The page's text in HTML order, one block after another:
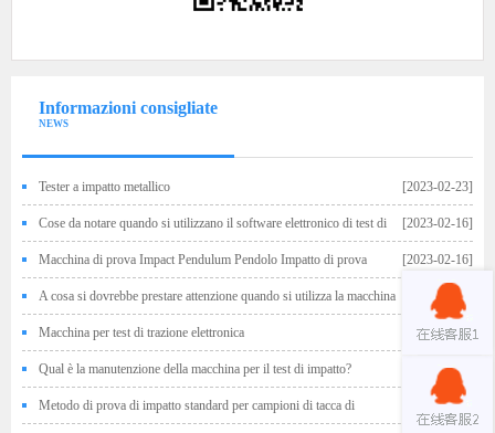
Informazioni consigliate
NEWS
[2023-02-23]
Tester a impatto metallico
[2023-02-16]
Cose da notare quando si utilizzano il software elettronico di test di
test universale [2023-02-16]
Macchina di prova Impact Pendulum Pendolo Impatto di prova
Selezione della macchina [2022-11-30]
A cosa si dovrebbe prestare attenzione quando si utilizza la macchina
di prova elettro-idraulica del servo universale? [2022-11-30]
Macchina per test di trazione elettronica
[2022-11-30]
Qual è la manutenzione della macchina per il test di impatto?
[2022-11-04]
Metodo di prova di impatto standard per campioni di tacca di